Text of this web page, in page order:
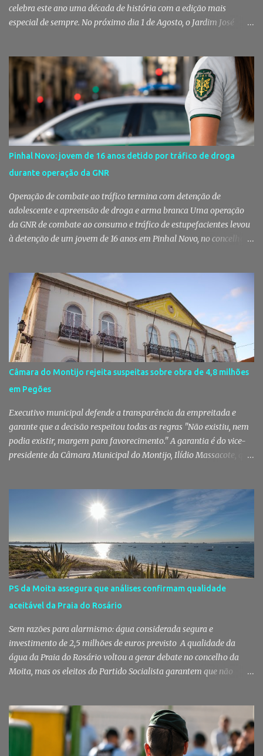
celebra este ano uma década de história com a edição mais
especial de sempre. No próximo dia 1 de Agosto, o Jardim José
que parte das receitas reverterá para a Associação Humanitária
dos Bombeiros Voluntários do Pinhal Novo, reforçando o espírito
comunitário que sempre distinguiu este evento. O branco é a cor
essencial da festa de 1 de Agosto no Pinhal Novo 10 anos depois da
primeira edição, a White Party continua a ser muito mais do que
uma pista de dança ao ar livre. É um ponto de encontro entre
gerações, um momento de reencontro entre amigos e famílias,
mas também o reflexo daquilo que distingue o Pinhal Novo: a
capacidade de transformar uma ideia simples numa tradição que
mobiliza milhares de pessoas. Todos os anos, quando ch...
Pinhal Novo: jovem de 16 anos detido por tráfico de droga
durante operação da GNR
Operação de combate ao tráfico termina com detenção de
adolescente e apreensão de droga e arma branca Uma operação
da GNR de combate ao consumo e tráfico de estupefacientes levou
à detenção de um jovem de 16 anos em Pinhal Novo, no concelho
das autoridades sobre este tipo de criminalidade no distrito de
Setúbal. Droga, arma branca e dinheiro apreendidos pela GNR Um
jovem de 16 anos foi detido na segunda-feira, 28 de Julho, por
suspeitas da prática do crime de tráfico de estupefacientes, na
localidade de Pinhal Novo. A detenção foi efetuada pelo Comando
Territorial de Setúbal da GNR, através do Posto Territorial de
Pinhal Novo, no âmbito de uma operação de fiscalização
especialmente direcionada para o combate ao consumo e tráfico
de droga. Segundo a GNR, "os militares da Guarda identificaram
vários indivíduos" durante a ação policial realizada em Pi...
Câmara do Montijo rejeita suspeitas sobre obra de 4,8 milhões
em Pegões
Executivo municipal defende a transparência da empreitada e
garante que a decisão respeitou todas as regras "Não existiu, nem
podia existir, margem para favorecimento." A garantia é do vice-
presidente da Câmara Municipal do Montijo, Ilídio Massacote, que
decorreu com total transparência, cumpriu todas as exigências
legais e apenas avançou para ajuste direto depois de três
concursos públicos terem ficado desertos. Município responde às
dúvidas sobre a adjudicação da nova escola A Câmara Municipal
do Montijo veio a público responder às dúvidas levantadas em
torno da adjudicação da construção do futuro Centro Escolar de
Pegões, uma empreitada de cerca de 4,8 milhões de euros que
ganhou destaque após uma notícia publicada pelo Página UM. O
jornal questionou, entre outros aspetos, o recurso ao ajuste direto
e a escolha da empresa adjudicatária, uma socied...
PS da Moita assegura que análises confirmam qualidade
aceitável da Praia do Rosário
Sem razões para alarmismo: água considerada segura e
investimento de 2,5 milhões de euros previsto A qualidade da
água da Praia do Rosário voltou a gerar debate no concelho da
Moita, mas os eleitos do Partido Socialista garantem que não
classificação de "Qualidade Aceitável", - posição validada pela a
Agência Portuguesa do Ambiente a 29 de Julho - acusam
algumas informações de criarem preocupações injustificadas e